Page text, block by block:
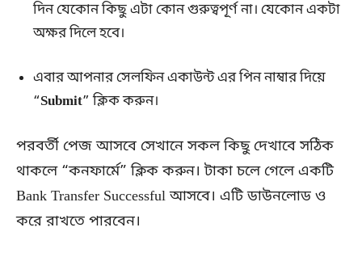
দিন যেকোন কিছু এটা কোন গুরুত্বপূর্ণ না। যেকোন একটা
অক্ষর দিলে হবে।
এবার আপনার সেলফিন একাউন্ট এর পিন নাম্বার দিয়ে
“Submit” ক্লিক করুন।
পরবর্তী পেজ আসবে সেখানে সকল কিছু দেখাবে সঠিক
থাকলে “কনফার্মে” ক্লিক করুন। টাকা চলে গেলে একটি
Bank Transfer Successful আসবে। এটি ডাউনলোড ও
করে রাখতে পারবেন।